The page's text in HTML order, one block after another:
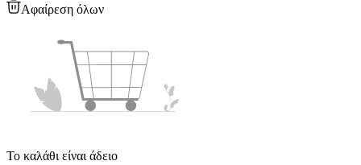
Αφαίρεση όλων
Το καλάθι είναι άδειο